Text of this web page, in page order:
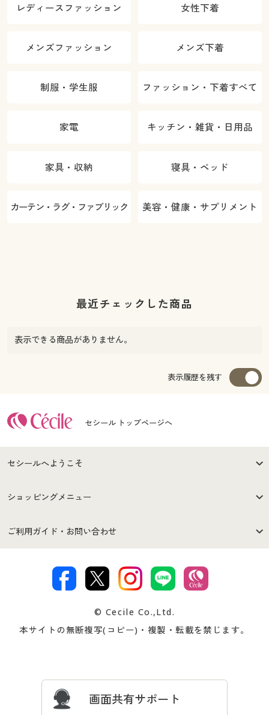
レディースファッション 女性下着
メンズファッション メンズ下着
制服・学生服 ファッション・下着すべて
家電 キッチン・雑貨・日用品
家具・収納 寝具・ベッド
カーテン・ラグ・ファブリック 美容・健康・サプリメント
最近チェックした商品
表示できる商品がありません。
表示履歴を残す
セシール トップページへ
セシールへようこそ
はじめての方へ
セシールご利用規約
著作権・商標について 会社案内
ショッピングメニュー
商品カテゴリ
プレゼント＆キャンペーン サイトマップ
ご利用ガイド・お問い合わせ
交換・返品は お支払は
ついて
忘れの場合
© Cecile Co.,Ltd.
本サイトの無断複写(コピー)・複製・転載を禁じます。
画面共有サポート